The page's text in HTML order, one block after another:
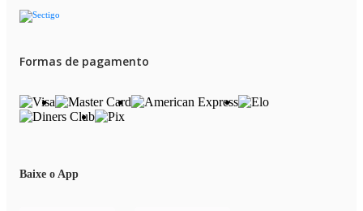
Formas de pagamento
Baixe o App